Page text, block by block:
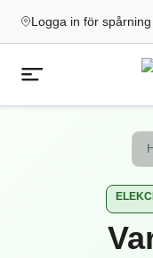
Logga in för spårning
Öppna mobilmeny